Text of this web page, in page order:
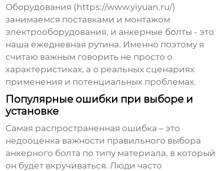
Оборудования (https://www.yiyuan.ru/)
занимаемся поставками и монтажом
электрооборудования, и анкерные болты - это
наша ежедневная рутина. Именно поэтому я
считаю важным говорить не просто о
характеристиках, а о реальных сценариях
применения и потенциальных проблемах.
Популярные ошибки при выборе и
установке
Самая распространенная ошибка – это
недооценка важности правильного выбора
анкерного болта по типу материала, в который
он будет вкручиваться. Люди часто